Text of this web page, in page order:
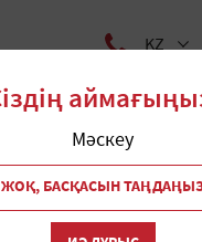
KZ
Мәскеу
ЖОҚ, БАСҚАСЫН